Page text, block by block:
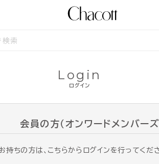
ログイン
Login
会員の方（オンワードメンバーズ
持ちの方は、こちらからログインを行ってくだ